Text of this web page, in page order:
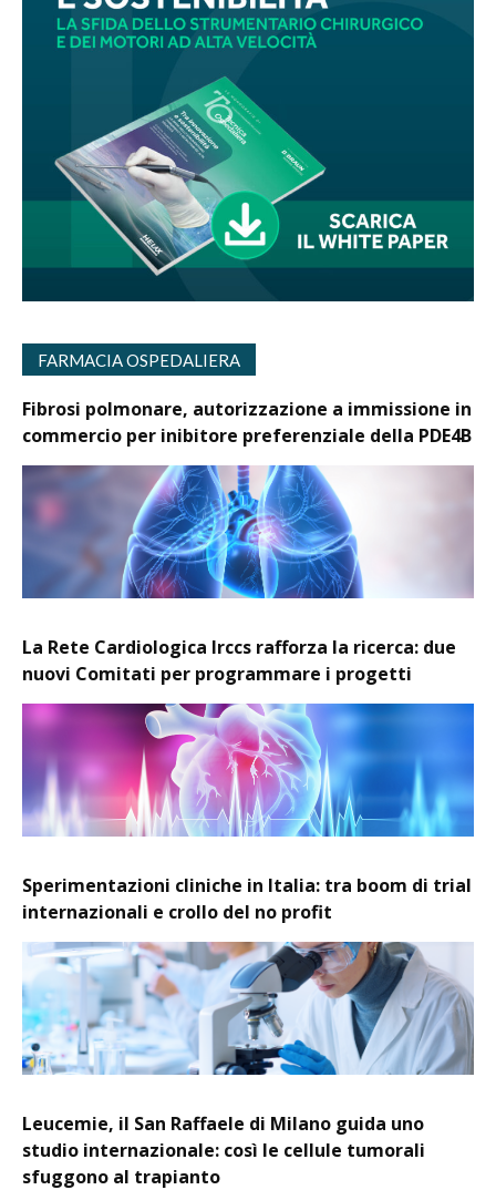
FARMACIA OSPEDALIERA
Fibrosi polmonare, autorizzazione a immissione in
commercio per inibitore preferenziale della PDE4B
La Rete Cardiologica Irccs rafforza la ricerca: due
nuovi Comitati per programmare i progetti
Sperimentazioni cliniche in Italia: tra boom di trial
internazionali e crollo del no profit
Leucemie, il San Raffaele di Milano guida uno
studio internazionale: così le cellule tumorali
sfuggono al trapianto